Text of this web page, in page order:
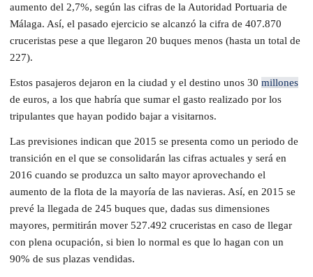
aumento del 2,7%, según las cifras de la Autoridad Portuaria de
Málaga. Así, el pasado ejercicio se alcanzó la cifra de 407.870
cruceristas pese a que llegaron 20 buques menos (hasta un total de
227).
Estos pasajeros dejaron en la ciudad y el destino unos 30 millones
de euros, a los que habría que sumar el gasto realizado por los
tripulantes que hayan podido bajar a visitarnos.
Las previsiones indican que 2015 se presenta como un periodo de
transición en el que se consolidarán las cifras actuales y será en
2016 cuando se produzca un salto mayor aprovechando el
aumento de la flota de la mayoría de las navieras. Así, en 2015 se
prevé la llegada de 245 buques que, dadas sus dimensiones
mayores, permitirán mover 527.492 cruceristas en caso de llegar
con plena ocupación, si bien lo normal es que lo hagan con un
90% de sus plazas vendidas.